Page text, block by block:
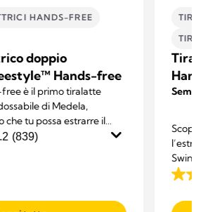
HANDS-FREE
doppio
Hands-free
è il primo tiralatte
di Medela,
tu possa estrarre il
ad altre attività.
(839)
Scopri
Swing
4.3
su